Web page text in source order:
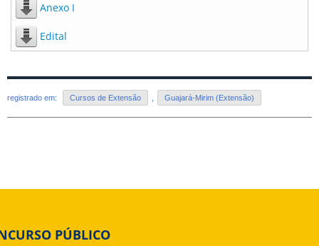
Anexo I
Edital
registrado em: Cursos de Extensão , Guajará-Mirim (Extensão)
PÚBLICO